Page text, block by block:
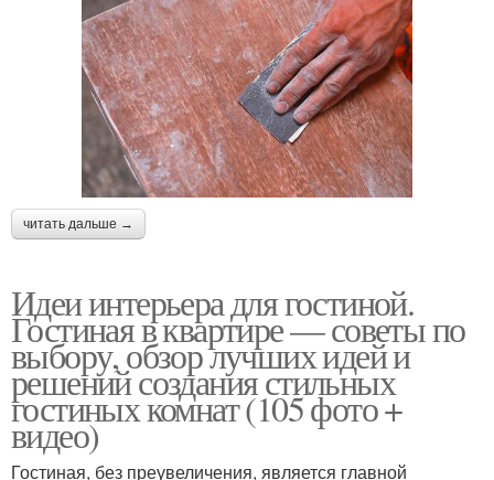
читать дальше →
Идеи интерьера для гостиной.
Гостиная в квартире — советы по
выбору, обзор лучших идей и
решений создания стильных
гостиных комнат (105 фото +
видео)
Гостиная, без преувеличения, является главной